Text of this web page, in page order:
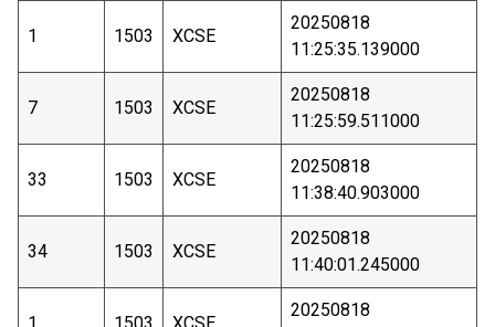
1 1503 XCSE
20250818
11:25:35.139000
7 1503 XCSE
20250818
11:25:59.511000
33 1503 XCSE
20250818
11:38:40.903000
34 1503 XCSE
20250818
11:40:01.245000
20250818